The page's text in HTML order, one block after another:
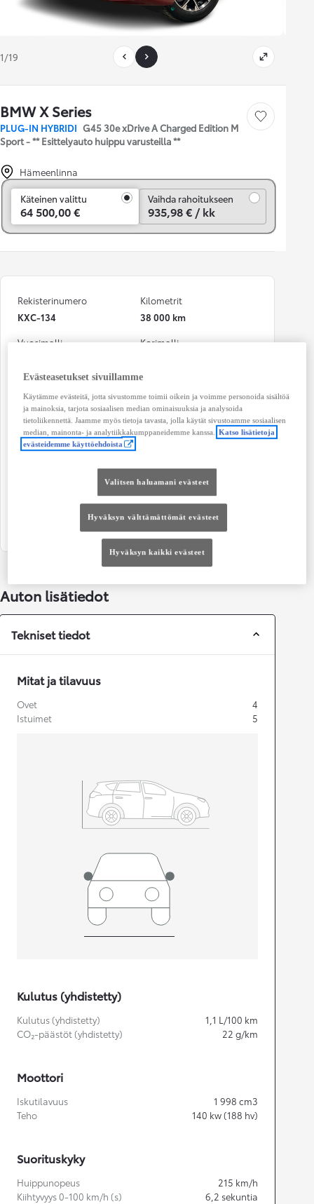
1/19
BMW X Series
PLUG-IN HYBRIDI G45 30e xDrive A Charged Edition M
Sport - ** Esittelyauto huippu varusteilla **
Tallenna auto
Hämeenlinna
Käteinen valittu
64 500,00 €
Vaihda rahoitukseen
935,98 € / kk
Rekisterinumero
KXC-134
Kilometrit
38 000 km
Vuosimalli
Korimalli
Väri
Punainen
Käyttövoima
Plug-in hybridi Bensiini
Teho
140 kw (188 hv)
CO₂-päästöt (yhdistetty)
Istuimet
5
Auton lisätiedot
Tekniset tiedot
Mitat ja tilavuus
Ovet
4
Istuimet
5
Kulutus (yhdistetty)
Kulutus (yhdistetty) 1,1 L/100 km
CO₂-päästöt (yhdistetty)
22 g/km
Moottori
Iskutilavuus 1 998 cm3
Teho
140 kw (188 hv)
Suorituskyky
Huippunopeus 215 km/h
Kiihtyvyys 0-100 km/h (s)
6,2 sekuntia
Evästeasetukset sivuillamme
Käytämme evästeitä, jotta sivustomme toimii oikein ja voimme personoida sisältöä
ja mainoksia, tarjota sosiaalisen median ominaisuuksia ja analysoida
tietoliikennettä. Jaamme myös tietoja tavasta, jolla käytät sivustoamme sosiaalisen
median, mainonta- ja analytiikkakumppaneidemme kanssa.
Katso lisätietoja
evästeidemme käyttöehdoista
Valitsen haluamani evästeet
Hyväksyn välttämättömät evästeet
Hyväksyn kaikki evästeet